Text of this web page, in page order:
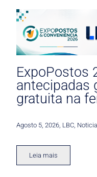
ExpoPostos
antecipadas
gratuita na
Agosto 5, 2026 LBC
Leia mais